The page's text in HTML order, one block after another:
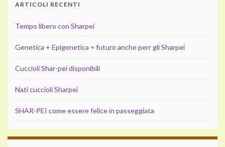
ARTICOLI RECENTI
Tempo libero con Sharpei
Genetica + Epigenetica = futuro anche perr gli Sharpei
Cuccioli Shar-pei disponibili
Nati cuccioli Sharpei
SHAR-PEI come essere felice in passeggiata